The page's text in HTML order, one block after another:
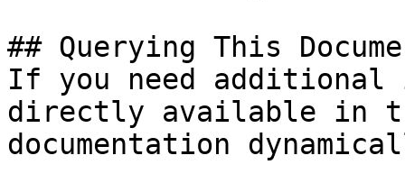
## Querying This
If you need
directly available in
documentation